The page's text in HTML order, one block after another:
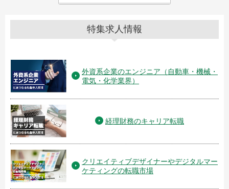
特集求人情報
外資系企業のエンジニア（自動車・機械・
電気・化学業界）
経理財務のキャリア転職
クリエイティブデザイナーやデジタルマー
ケティングの転職市場